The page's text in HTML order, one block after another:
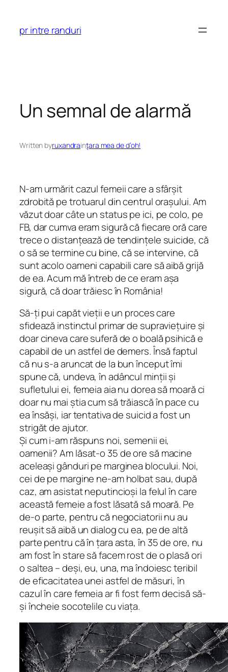
content
pr intre randuri
Un semnal de alarmă
Written byruxandrainţara mea de d’oh!
N-am urmărit cazul femeii care a sfârșit
zdrobită pe trotuarul din centrul orașului. Am
văzut doar câte un status pe ici, pe colo, pe
FB, dar cumva eram sigură că fiecare oră care
trece o distanțează de tendințele suicide, că
o să se termine cu bine, că se intervine, că
sunt acolo oameni capabili care să aibă grijă
de ea. Acum mă întreb de ce eram așa
sigură, că doar trăiesc în România!
Să-ți pui capăt vieții e un proces care
sfidează instinctul primar de supraviețuire și
doar cineva care suferă de o boală psihică e
capabil de un astfel de demers. Însă faptul
că nu s-a aruncat de la bun început îmi
spune că, undeva, în adâncul minții și
sufletului ei, femeia aia nu dorea să moară ci
doar nu mai știa cum să trăiască în pace cu
ea însăși, iar tentativa de suicid a fost un
strigăt de ajutor.
Și cum i-am răspuns noi, semenii ei,
oamenii? Am lăsat-o 35 de ore să macine
aceleași gânduri pe marginea blocului. Noi,
cei de pe margine ne-am holbat sau, după
caz, am asistat neputincioși la felul în care
această femeie a fost lăsată să moară. Pe
de-o parte, pentru că negociatorii nu au
reușit să aibă un dialog cu ea, pe de altă
parte pentru că în țara asta, în 35 de ore, nu
am fost în stare să facem rost de o plasă ori
o saltea – deși, eu, una, ma îndoiesc teribil
de eficacitatea unei astfel de măsuri, în
cazul în care femeia ar fi fost ferm decisă să-
și încheie socotelile cu viața.